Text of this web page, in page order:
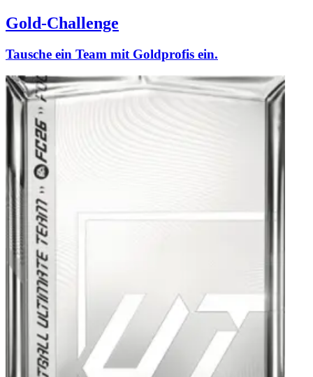
Gold-Challenge
Tausche ein Team mit Goldprofis ein.